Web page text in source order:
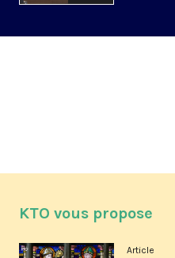
KTO vous propose
Article